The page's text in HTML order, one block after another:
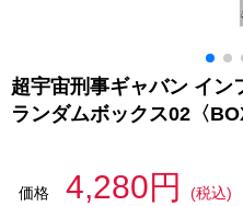
超宇宙刑事ギャバン イン
ランダムボックス02〈
価格 4,280円
(税込)